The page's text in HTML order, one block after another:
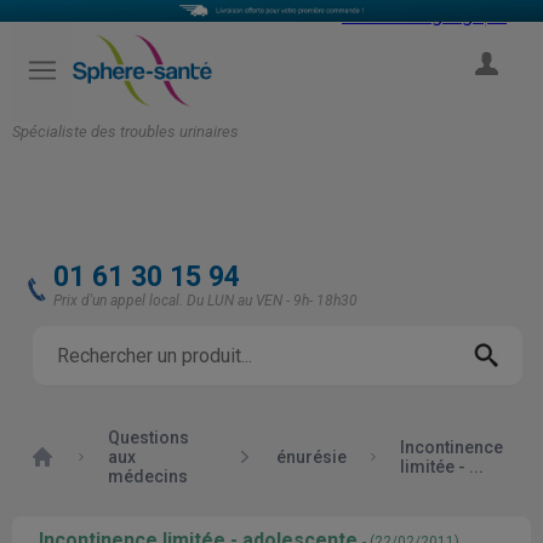
Spécialiste des troubles urinaires
Select Language
01 61 30 15 94
Prix d'un appel local. Du LUN au VEN - 9h- 18h30
Accueil
Questions
aux
médecins
énurésie
Incontinence
limitée - ...